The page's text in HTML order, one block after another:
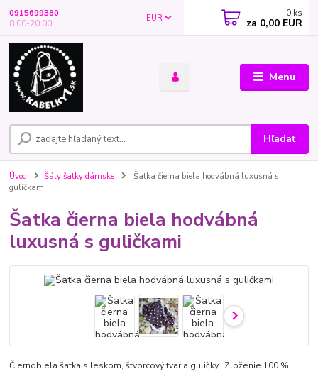
Menu
EUR
Hľadať
0915699380
8.00-20.00
0 ks
za 0,00 EUR
Úvod Šály šatky dámske
Šatka čierna biela hodvábná luxusná s
guličkami
Šatka čierna biela hodvábná
luxusná s guličkami
Čiernobiela šatka s leskom, štvorcový tvar a guličky. Zloženie 100 %